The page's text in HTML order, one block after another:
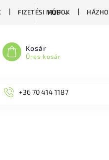
FIZETÉSI MÓDOK
HUF
Kosár
Üres kosár
BLOG MÉHÉSZETI
+36 70 414 1187